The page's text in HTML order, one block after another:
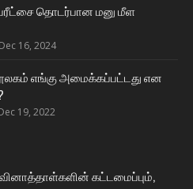
பரீட்சை தொடர்பான மனு மீள
Dec 16, 2024
எங்கு அமைக்கப்பட்டது என
19, 2022
கட்டமைப்பும்,